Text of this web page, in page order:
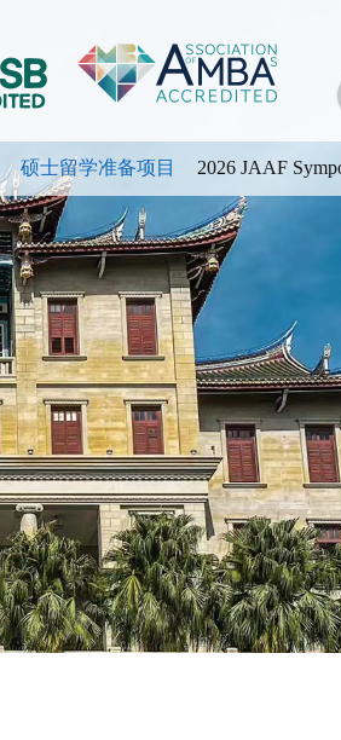
硕士留学准备项目 2026 JAAF